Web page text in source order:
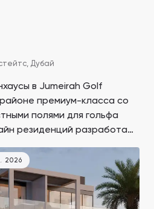
Дубай
в Jumeirah Golf
премиум-класса со
полями для гольфа
резиденций разработал
проекта, доход от
составить 20–25%,
инвестиций в таунхаус —
2026